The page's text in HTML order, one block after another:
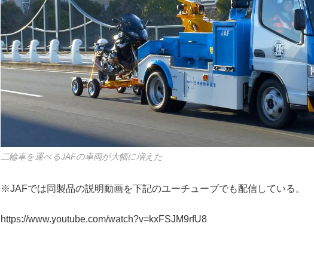
二輪車を運べるJAFの車両が大幅に増えた
※JAFでは同製品の説明動画を下記のユーチューブでも配信している。
https://www.youtube.com/watch?v=kxFSJM9rfU8